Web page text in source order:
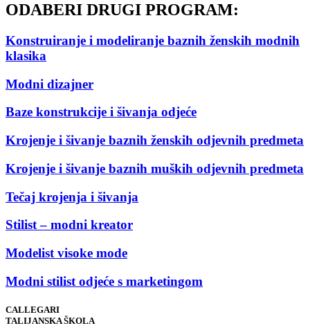
ODABERI DRUGI PROGRAM:
Konstruiranje i modeliranje baznih ženskih modnih
klasika
Modni dizajner
Baze konstrukcije i šivanja odjeće
Krojenje i šivanje baznih ženskih odjevnih predmeta
Krojenje i šivanje baznih muških odjevnih predmeta
Tečaj krojenja i šivanja
Stilist – modni kreator
Modelist visoke mode
Modni stilist odjeće s marketingom
CALLEGARI
TALIJANSKA ŠKOLA